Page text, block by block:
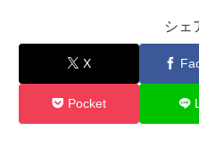
シェ
X
Pocket